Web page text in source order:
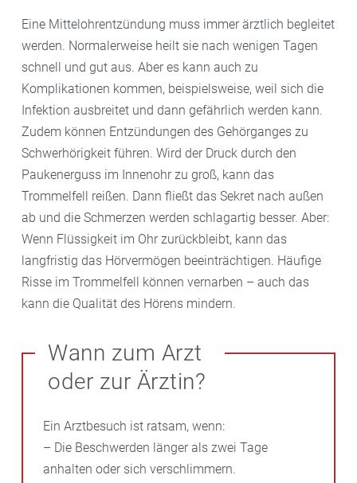
Eine Mittelohrentzündung muss immer ärztlich begleitet
werden. Normalerweise heilt sie nach wenigen Tagen
schnell und gut aus. Aber es kann auch zu
Komplikationen kommen, beispielsweise, weil sich die
Infektion ausbreitet und dann gefährlich werden kann.
Zudem können Entzündungen des Gehörganges zu
Schwerhörigkeit führen. Wird der Druck durch den
Paukenerguss im Innenohr zu groß, kann das
Trommelfell reißen. Dann fließt das Sekret nach außen
ab und die Schmerzen werden schlagartig besser. Aber:
Wenn Flüssigkeit im Ohr zurückbleibt, kann das
langfristig das Hörvermögen beeinträchtigen. Häufige
Risse im Trommelfell können vernarben – auch das
kann die Qualität des Hörens mindern.
Wann zum Arzt
oder zur Ärztin?
Ein Arztbesuch ist ratsam, wenn:
– Die Beschwerden länger als zwei Tage
anhalten oder sich verschlimmern.